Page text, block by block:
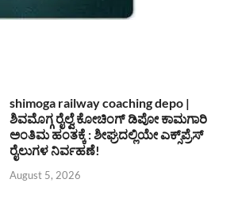
shimoga railway coaching depo |
ಶಿವಮೊಗ್ಗ ರೈಲ್ವೆ ಕೋಚಿಂಗ್ ಡಿಪೋ ಕಾಮಗಾರಿ
ಅಂತಿಮ ಹಂತಕ್ಕೆ : ಶೀಘ್ರದಲ್ಲಿಯೇ ಎಕ್ಸ್‌ಪ್ರೆಸ್
ರೈಲುಗಳ ನಿರ್ವಹಣೆ!
August 5, 2026